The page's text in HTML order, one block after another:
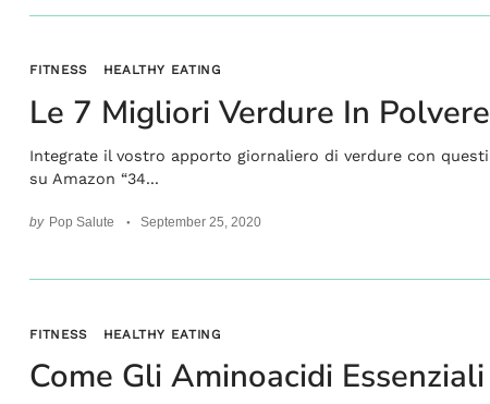
FITNESS HEALTHY EATING
Le 7 Migliori Verdure In
Integrate il vostro apporto giornaliero di verdure con
su Amazon “34...
by Pop Salute September 25, 2020
FITNESS HEALTHY EATING
Come Gli Aminoacidi